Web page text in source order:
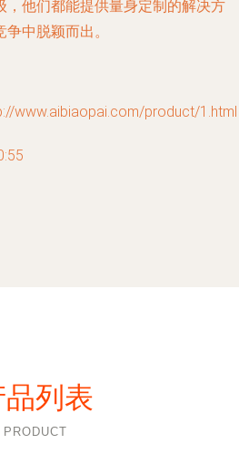
，他们都能提供量身定制的解决方
中脱颖而出。
www.aibiaopai.com/product/1.html
品列表
PRODUCT